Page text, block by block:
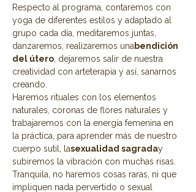
Respecto al programa, contaremos con
yoga de diferentes estilos y adaptado al
grupo cada día, meditaremos juntas,
danzaremos, realizaremos una bendición
del útero , dejaremos salir de nuestra
creatividad con arteterapia y así, sanarnos
creando.
Haremos rituales con los elementos
naturales, coronas de flores naturales y
trabajaremos con la energía femenina en
la práctica, para aprender más de nuestro
cuerpo sutil, lasexualidad sagraday
subiremos la vibración con muchas risas.
Tranquila, no haremos cosas raras, ni que
impliquen nada pervertido o sexual